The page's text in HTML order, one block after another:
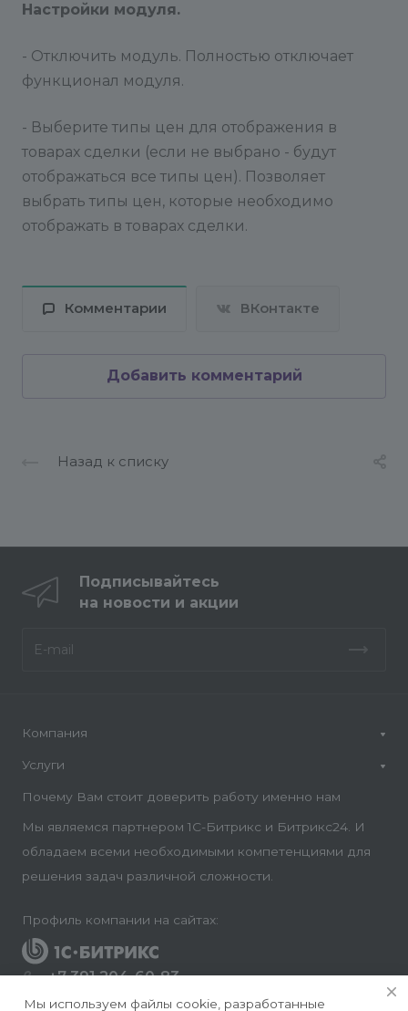
Настройки модуля.
- Отключить модуль. Полностью отключает
функционал модуля.
- Выберите типы цен для отображения в
товарах сделки (если не выбрано - будут
отображаться все типы цен). Позволяет
выбрать типы цен, которые необходимо
отображать в товарах сделки.
Комментарии ВКонтакте
Добавить комментарий
Назад к списку
Подписывайтесь
на новости и акции
Компания
Услуги
Почему Вам стоит доверить работу именно нам
Мы являемся партнером 1С-Битрикс и Битрикс24. И
обладаем всеми необходимыми компетенциями для
решения задач различной сложности.
Профиль компании на сайтах:
+7 391 204-60-83
Заказать звонок
Мы используем файлы cookie, разработанные